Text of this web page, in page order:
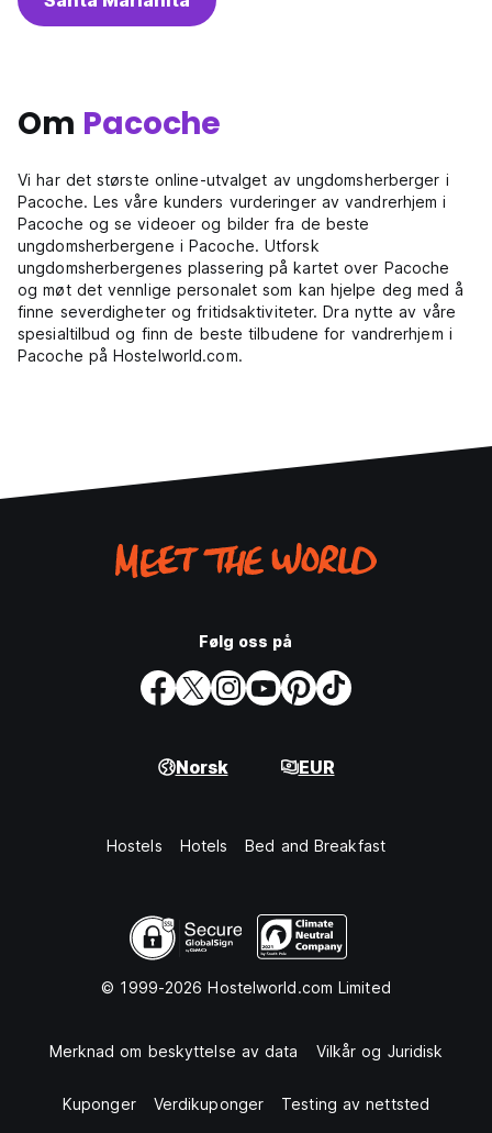
Om Pacoche
Vi har det største online-utvalget av ungdomsherberger i
Pacoche. Les våre kunders vurderinger av vandrerhjem i
Pacoche og se videoer og bilder fra de beste
ungdomsherbergene i Pacoche. Utforsk
ungdomsherbergenes plassering på kartet over Pacoche
og møt det vennlige personalet som kan hjelpe deg med å
finne severdigheter og fritidsaktiviteter. Dra nytte av våre
spesialtilbud og finn de beste tilbudene for vandrerhjem i
Pacoche på Hostelworld.com.
Følg oss på
Norsk EUR
Hostels Hotels Bed and Breakfast
© 1999-2026 Hostelworld.com Limited
Merknad om beskyttelse av data Vilkår og Juridisk
Kuponger Verdikuponger Testing av nettsted